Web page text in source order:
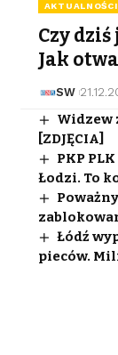
AKTUALNOŚCI
Czy
Jak
SW
Widzew
[ZDJĘCIA]
PKP
Łodzi. To
Łódź
pieców.